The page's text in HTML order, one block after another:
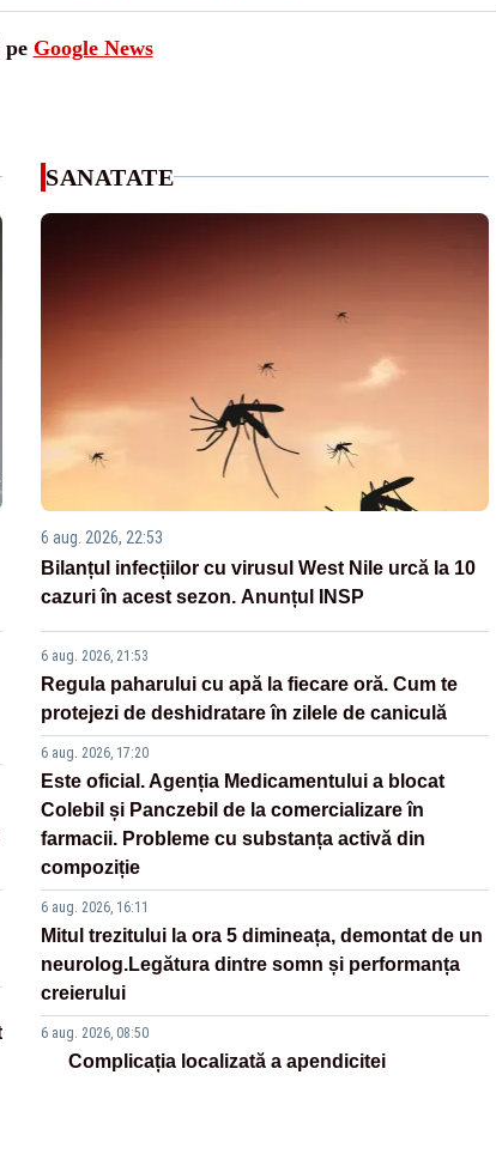
Google News
SANATATE
6 aug. 2026, 22:53
Bilanțul infecțiilor cu virusul West Nile urcă la 10
cazuri în acest sezon. Anunțul INSP
6 aug. 2026, 21:53
Regula paharului cu apă la fiecare oră. Cum te
protejezi de deshidratare în zilele de caniculă
6 aug. 2026, 17:20
Este oficial. Agenția Medicamentului a blocat
Colebil și Panczebil de la comercializare în
farmacii. Probleme cu substanța activă din
compoziție
6 aug. 2026, 16:11
Mitul trezitului la ora 5 dimineața, demontat de un
neurolog.Legătura dintre somn și performanța
creierului
6 aug. 2026, 08:50
Complicația localizată a apendicitei